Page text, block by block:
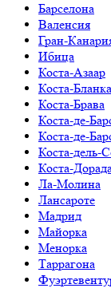
Барселона
Валенсия
Гран-
Ибица
Коста-Азаар
Коста-Бланка
Коста-Брава
Коста-де-
Коста-де-
Коста-дель-
Коста-
Ла-Молина
Лансароте
Мадрид
Майорка
Менорка
Таррагона